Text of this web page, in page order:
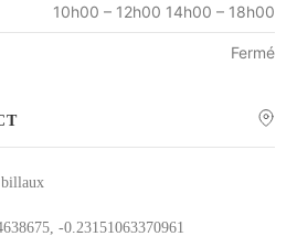
10h00 – 12h00 14h00 – 18h00
Fermé
billaux
-0.23151063370961